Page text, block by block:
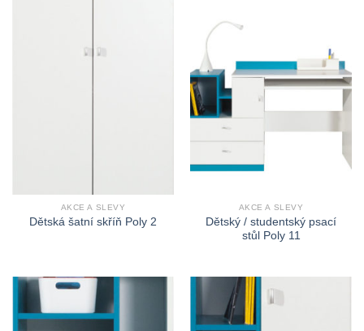
AKCE A SLEVY
Dětská šatní skříň Poly 2
AKCE A SLEVY
Dětský / studentský psací
stůl Poly 11